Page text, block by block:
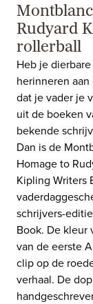
Montblanc
Rudyard
rollerball
Heb je dierbare
herinneren
dat je vader je
uit de boeken
bekende
Dan is de
Homage to
Kipling Writers
schrijvers-
Book. De kleur
van de eerste
clip op de
verhaal. De